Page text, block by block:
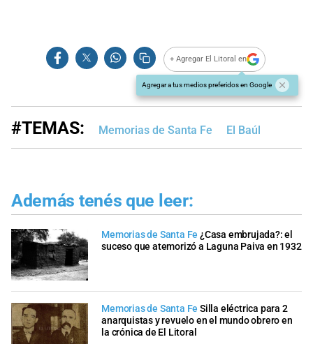
+ Agregar El Litoral en
Agregar a tus medios preferidos en Google
#TEMAS: Memorias de Santa Fe El Baúl
Además tenés que leer:
Memorias de Santa Fe ¿Casa embrujada?: el
suceso que atemorizó a Laguna Paiva en 1932
Memorias de Santa Fe Silla eléctrica para 2
anarquistas y revuelo en el mundo obrero en
la crónica de El Litoral